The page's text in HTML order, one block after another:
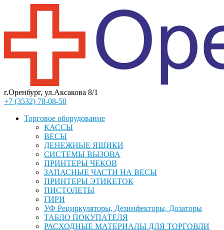
г.Оренбург, ул.Аксакова 8/1
+7 (3532) 78-08-50
Торговое оборудование
КАССЫ
ВЕСЫ
ДЕНЕЖНЫЕ ЯЩИКИ
СИСТЕМЫ ВЫЗОВА
ПРИНТЕРЫ ЧЕКОВ
ЗАПАСНЫЕ ЧАСТИ НА ВЕСЫ
ПРИНТЕРЫ ЭТИКЕТОК
ПИСТОЛЕТЫ
ГИРИ
УФ Рециркуляторы, Дезинфекторы, Дозаторы
ТАБЛО ПОКУПАТЕЛЯ
РАСХОДНЫЕ МАТЕРИАЛЫ ДЛЯ ТОРГОВЛИ